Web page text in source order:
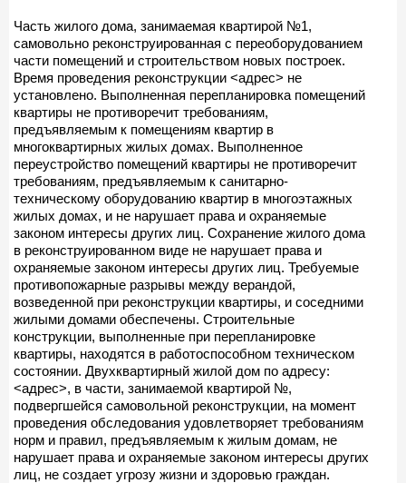
Часть жилого дома, занимаемая квартирой №1,
самовольно реконструированная с переоборудованием
части помещений и строительством новых построек.
Время проведения реконструкции <адрес> не
установлено. Выполненная перепланировка помещений
квартиры не противоречит требованиям,
предъявляемым к помещениям квартир в
многоквартирных жилых домах. Выполненное
переустройство помещений квартиры не противоречит
требованиям, предъявляемым к санитарно-
техническому оборудованию квартир в многоэтажных
жилых домах, и не нарушает права и охраняемые
законом интересы других лиц. Сохранение жилого дома
в реконструированном виде не нарушает права и
охраняемые законом интересы других лиц. Требуемые
противопожарные разрывы между верандой,
возведенной при реконструкции квартиры, и соседними
жилыми домами обеспечены. Строительные
конструкции, выполненные при перепланировке
квартиры, находятся в работоспособном техническом
состоянии. Двухквартирный жилой дом по адресу:
<адрес>, в части, занимаемой квартирой №,
подвергшейся самовольной реконструкции, на момент
проведения обследования удовлетворяет требованиям
норм и правил, предъявляемым к жилым домам, не
нарушает права и охраняемые законом интересы других
лиц, не создает угрозу жизни и здоровью граждан.